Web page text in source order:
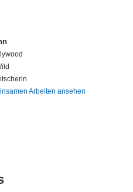
Arbeiten ansehen